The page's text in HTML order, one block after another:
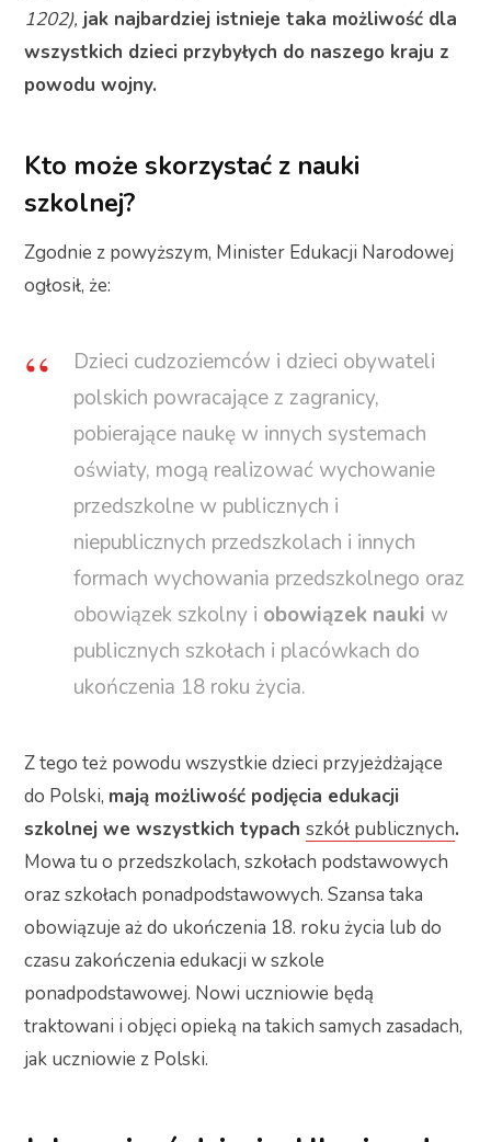
1202), jak najbardziej istnieje taka możliwość dla
wszystkich dzieci przybyłych do naszego kraju z
powodu wojny.
Kto może skorzystać z nauki
szkolnej?
Zgodnie z powyższym, Minister Edukacji Narodowej
ogłosił, że:
Dzieci cudzoziemców i dzieci obywateli
polskich powracające z zagranicy,
pobierające naukę w innych systemach
oświaty, mogą realizować wychowanie
przedszkolne w publicznych i
niepublicznych przedszkolach i innych
formach wychowania przedszkolnego oraz
obowiązek szkolny i obowiązek nauki w
publicznych szkołach i placówkach do
ukończenia 18 roku życia.
Z tego też powodu wszystkie dzieci przyjeżdżające
do Polski, mają możliwość podjęcia edukacji
szkolnej we wszystkich typach szkół publicznych.
Mowa tu o przedszkolach, szkołach podstawowych
oraz szkołach ponadpodstawowych. Szansa taka
obowiązuje aż do ukończenia 18. roku życia lub do
czasu zakończenia edukacji w szkole
ponadpodstawowej. Nowi uczniowie będą
traktowani i objęci opieką na takich samych zasadach,
jak uczniowie z Polski.